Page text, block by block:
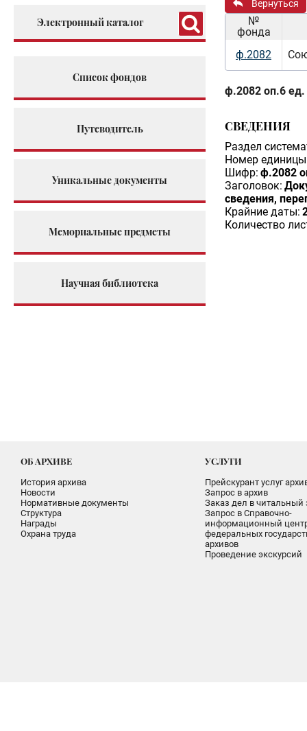
Электронный каталог
Список фондов
Путеводитель
Уникальные документы
Мемориальные предметы
Научная библиотека
Вернуться
№
фонда
ф.2082
ф.2082 оп.6 ед.
СВЕДЕНИЯ
Раздел
Номер единицы
Шифр: ф.2082
Заголовок:
сведения,
Крайние даты:
Количество
ОБ АРХИВЕ
История архива
Новости
Нормативные документы
Структура
Награды
Охрана труда
УСЛУГИ
Прейскурант услуг
Запрос в архив
Заказ дел в читальный
Запрос в Справочно-
информационный
федеральных
архивов
Проведение экскурсий